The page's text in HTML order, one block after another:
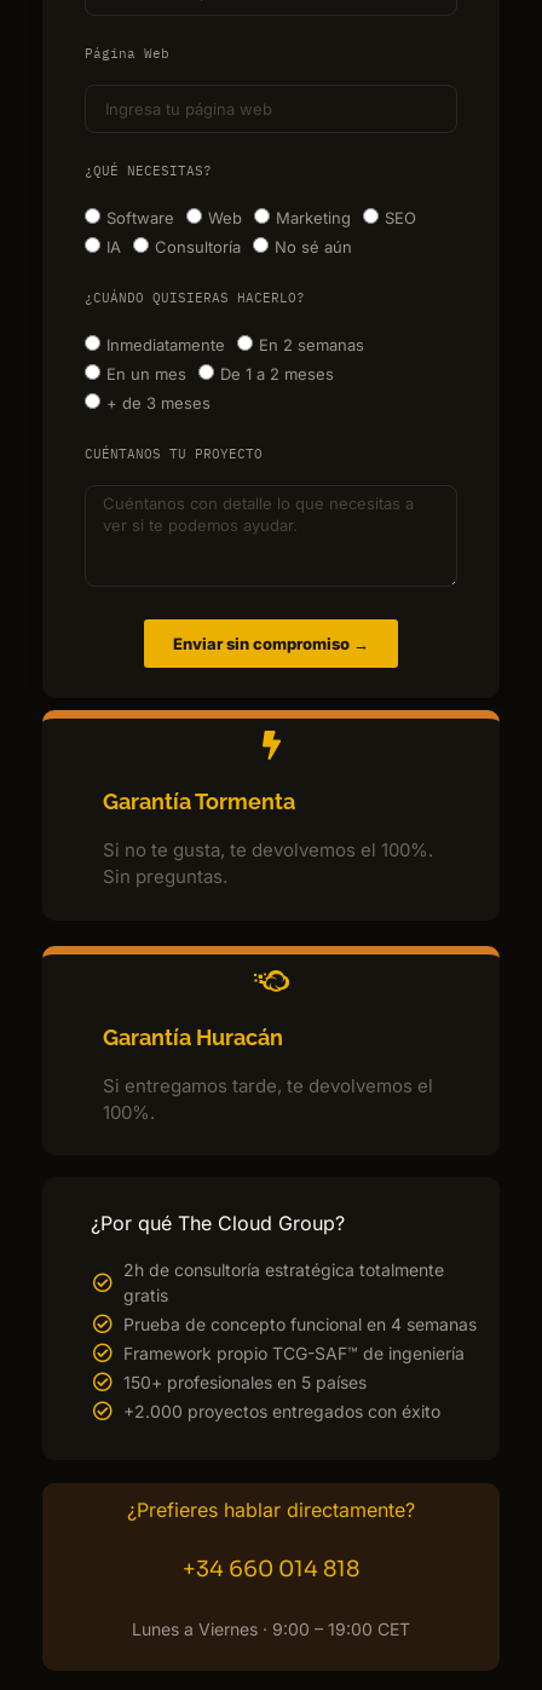
Página Web
¿QUÉ NECESITAS?
Software Web Marketing
SEO
IA
Consultoría No sé aún
¿CUÁNDO QUISIERAS HACERLO?
Inmediatamente
En 2 semanas
En un mes
De 1 a 2 meses
+ de 3 meses
CUÉNTANOS TU PROYECTO
Enviar sin compromiso →
Garantía Tormenta
Si no te gusta, te devolvemos el 100%.
Sin preguntas.
Garantía Huracán
Si entregamos tarde, te devolvemos el
100%.
¿Por qué The Cloud Group?
2h de consultoría estratégica totalmente
gratis
Prueba de concepto funcional en 4 semanas
Framework propio TCG-SAF™ de ingeniería
150+ profesionales en 5 países
+2.000 proyectos entregados con éxito
¿Prefieres hablar directamente?
+34 660 014 818
Lunes a Viernes · 9:00 – 19:00 CET